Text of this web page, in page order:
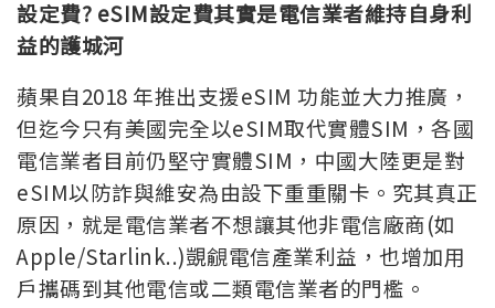
設定費? eSIM設定費其實是電信業者維持自身利
益的護城河
蘋果自2018 年推出支援eSIM 功能並大力推廣，
但迄今只有美國完全以eSIM取代實體SIM，各國
電信業者目前仍堅守實體SIM，中國大陸更是對
eSIM以防詐與維安為由設下重重關卡。究其真正
原因，就是電信業者不想讓其他非電信廠商(如
Apple/Starlink..)覬覦電信產業利益，也增加用
戶攜碼到其他電信或二類電信業者的門檻。